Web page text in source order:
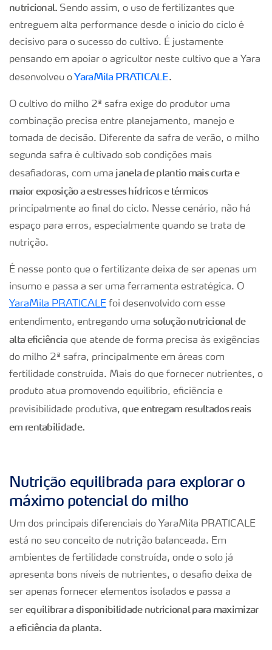
nutricional. Sendo assim, o uso de fertilizantes que
entreguem alta performance desde o início do ciclo é
decisivo para o sucesso do cultivo. É justamente
pensando em apoiar o agricultor neste cultivo que a Yara
desenvolveu o YaraMila PRATICALE.
O cultivo do milho 2ª safra exige do produtor uma
combinação precisa entre planejamento, manejo e
tomada de decisão. Diferente da safra de verão, o milho
segunda safra é cultivado sob condições mais
desafiadoras, com uma janela de plantio mais curta e
maior exposição a estresses hídricos e térmicos
principalmente ao final do ciclo. Nesse cenário, não há
espaço para erros, especialmente quando se trata de
nutrição.
É nesse ponto que o fertilizante deixa de ser apenas um
insumo e passa a ser uma ferramenta estratégica. O
YaraMila PRATICALE foi desenvolvido com esse
entendimento, entregando uma solução nutricional de
alta eficiência que atende de forma precisa às exigências
do milho 2ª safra, principalmente em áreas com
fertilidade construída. Mais do que fornecer nutrientes, o
produto atua promovendo equilíbrio, eficiência e
previsibilidade produtiva, que entregam resultados reais
em rentabilidade.
Nutrição equilibrada para explorar o
máximo potencial do milho
Um dos principais diferenciais do YaraMila PRATICALE
está no seu conceito de nutrição balanceada. Em
ambientes de fertilidade construída, onde o solo já
apresenta bons níveis de nutrientes, o desafio deixa de
ser apenas fornecer elementos isolados e passa a
ser equilibrar a disponibilidade nutricional para maximizar
a eficiência da planta.